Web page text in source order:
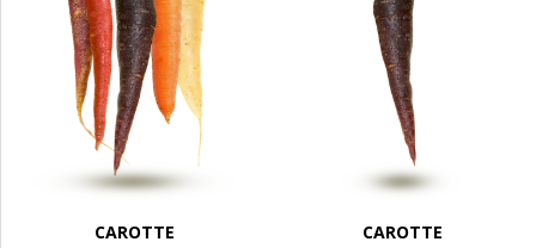
CAROTTE
CAROTTE